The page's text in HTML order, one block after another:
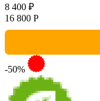
8 400 ₽
16 800 Р
-50%